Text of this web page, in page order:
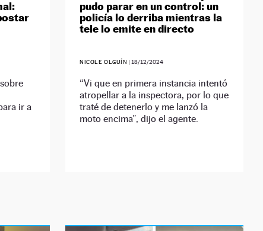
ir a
pudo parar en un control: un
policía lo derriba mientras la
tele lo emite en directo
NICOLE OLGUÍN | 18/12/2024
“Vi que en primera instancia intentó
atropellar a la inspectora, por lo que
traté de detenerlo y me lanzó la
moto encima”, dijo el agente.